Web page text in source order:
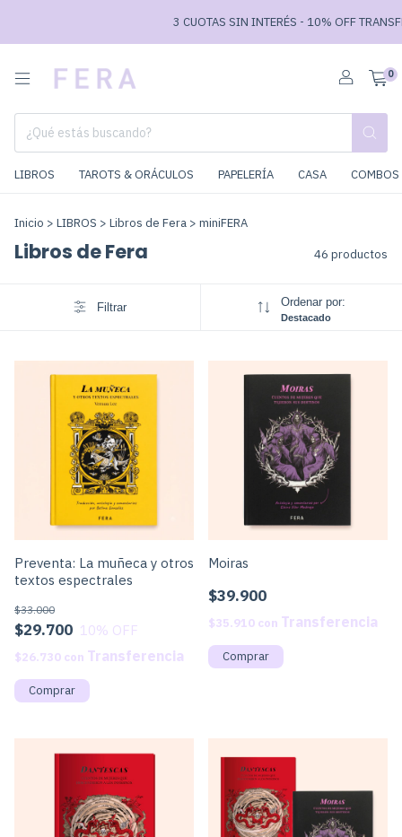
3 CUOTAS SIN INTERÉS - 10% OFF
0
LIBROS TAROTS & ORÁCULOS PAPELERÍA CASA
Inicio > LIBROS > Libros de Fera > miniFERA
Libros de Fera 46 productos
Filtrar Ordenar por:
Destacado
Preventa: La muñeca y otros
textos espectrales
$29.700
$33.000
10% OFF
$26.730 con
Moiras
$39.900
$35.910 con